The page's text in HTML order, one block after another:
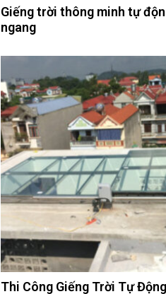
Giếng trời thông minh tự
ngang
Thi Công Giếng Trời Tự